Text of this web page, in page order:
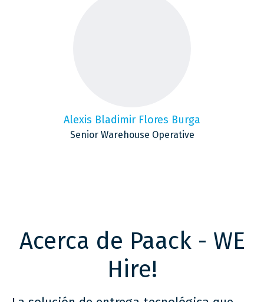
Alexis Bladimir Flores Burga
Senior Warehouse Operative
Acerca de Paack - WE
Hire!